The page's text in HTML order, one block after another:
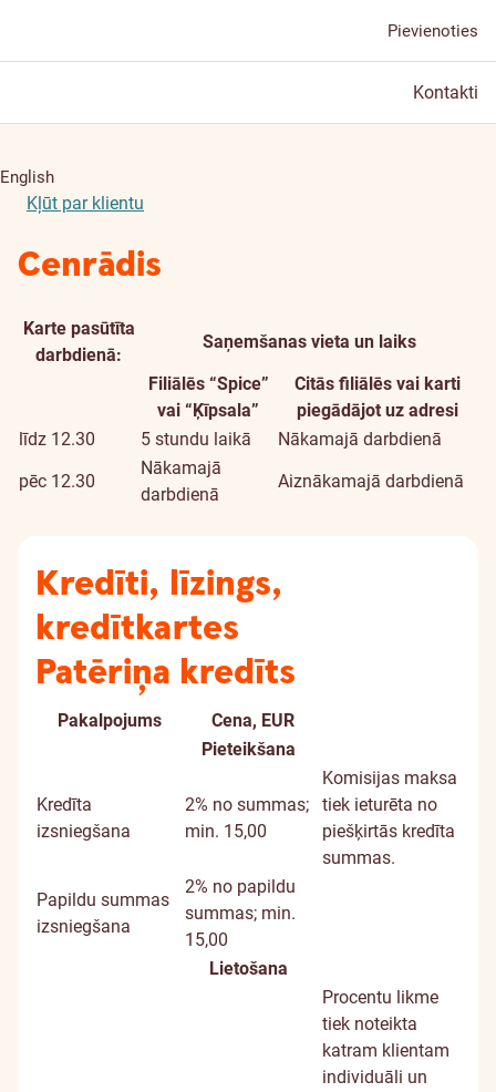
Pievienoties
Kontakti
English
Kļūt par klientu
Cenrādis
Karte pasūtīta
darbdienā:
Saņemšanas vieta un laiks
Pasūtījuma
laiks
Filiālēs “Spice”
vai “Ķīpsala”
Citās filiālēs vai karti
piegādājot uz adresi
līdz 12.30
5 stundu laikā
Nākamajā darbdienā
pēc 12.30
Nākamajā
darbdienā
Aiznākamajā darbdienā
Kredīti, līzings,
kredītkartes
Patēriņa kredīts
Pakalpojums Cena, EUR
Pieteikšana
Kredīta
izsniegšana
2% no summas;
min. 15,00
Komisijas maksa
tiek ieturēta no
piešķirtās kredīta
summas.
Papildu summas
izsniegšana
2% no papildu
summas; min.
15,00
Lietošana
Procentu likme
tiek noteikta
katram klientam
individuāli un